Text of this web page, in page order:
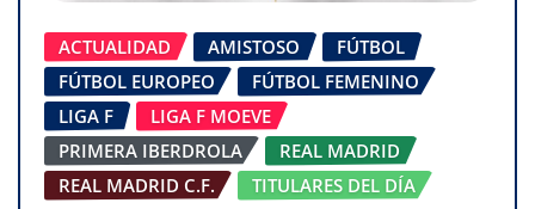
ACTUALIDAD AMISTOSO
FÚTBOL
FÚTBOL EUROPEO
FÚTBOL FEMENINO
LIGA F
LIGA F MOEVE
PRIMERA IBERDROLA
REAL MADRID
REAL MADRID C.F.
TITULARES DEL DÍA